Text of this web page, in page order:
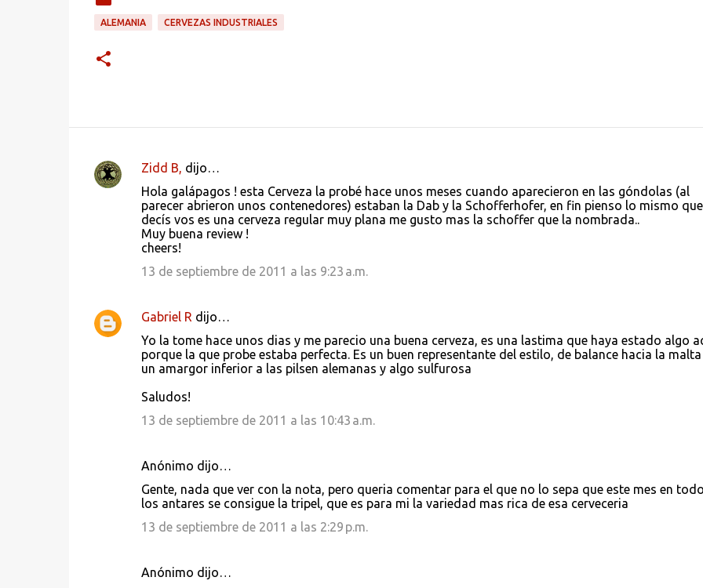
ALEMANIA CERVEZAS INDUSTRIALES
C
a
r
Zidd B, dijo…
Hola galápagos ! esta Cerveza la probé hace unos meses cuando aparecieron en las góndolas (al
parecer abrieron unos contenedores) estaban la Dab y la Schofferhofer, en fin pienso lo mismo que
decís vos es una cerveza regular muy plana me gusto mas la schoffer que la nombrada..
Muy buena review !
cheers!
13 de septiembre de 2011 a las 9:23 a.m.
Gabriel R dijo…
Yo la tome hace unos dias y me parecio una buena cerveza, es una lastima que haya estado algo
porque la que probe estaba perfecta. Es un buen representante del estilo, de balance hacia la
un amargor inferior a las pilsen alemanas y algo sulfurosa
Saludos!
13 de septiembre de 2011 a las 10:43 a.m.
Anónimo dijo…
Gente, nada que ver con la nota, pero queria comentar para el que no lo sepa que este mes en
los antares se consigue la tripel, que es para mi la variedad mas rica de esa cerveceria
13 de septiembre de 2011 a las 2:29 p.m.
Anónimo dijo…